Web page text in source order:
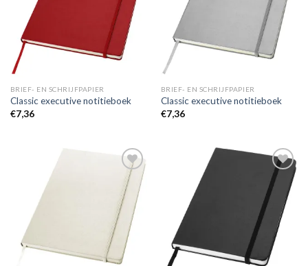
BRIEF- EN SCHRIJFPAPIER
Classic executive notitieboek
€7,36
BRIEF- EN SCHRIJFPAPIER
Classic executive notitieboek
€7,36
Toevoegen
aan
wenslijst
Toevoegen
aan
wenslijst